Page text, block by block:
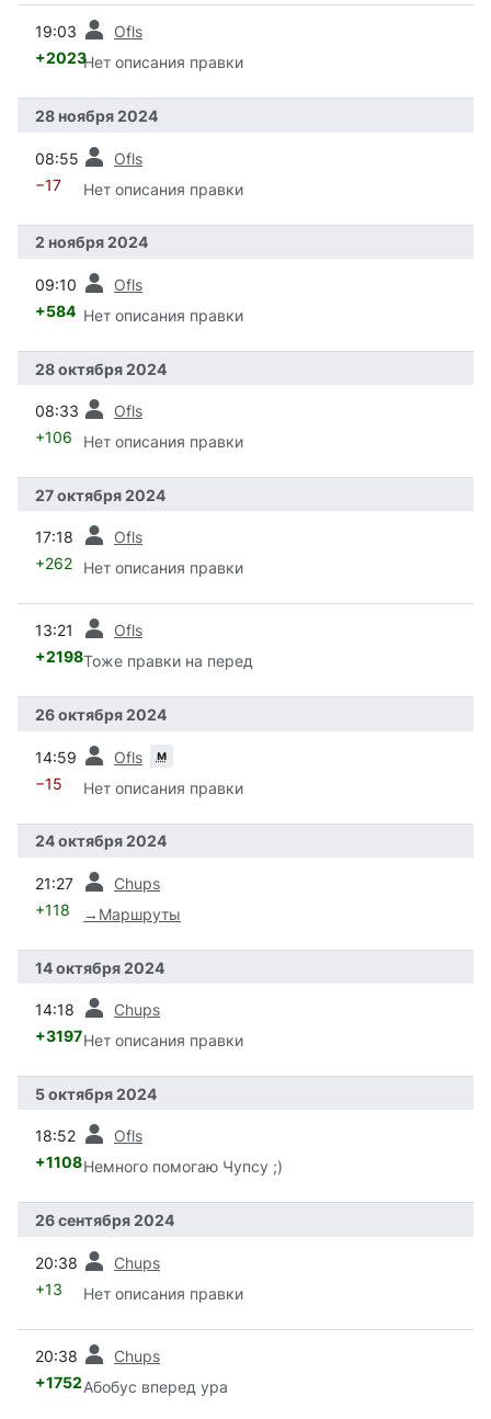
19:03 Ofls
+2023Нет описания правки
28 ноября 2024
08:55 Ofls
−17 Нет описания правки
2 ноября 2024
09:10 Ofls
+584 Нет описания правки
28 октября 2024
08:33 Ofls
+106 Нет описания правки
27 октября 2024
17:18 Ofls
+262 Нет описания правки
13:21 Ofls
+2198Тоже правки на перед
26 октября 2024
14:59 Ofls м
−15 Нет описания правки
24 октября 2024
21:27 Chups
+118 → Маршруты
14 октября 2024
14:18 Chups
+3197Нет описания правки
5 октября 2024
18:52 Ofls
+1108Немного помогаю Чупсу ;)
26 сентября 2024
20:38 Chups
+13 Нет описания правки
20:38 Chups
+1752Абобус вперед ура